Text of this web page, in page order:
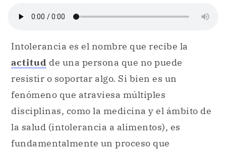
Intolerancia es el nombre que recibe la
actitud de una persona que no puede
resistir o soportar algo. Si bien es un
fenómeno que atraviesa múltiples
disciplinas, como la medicina y el ámbito de
la salud (intolerancia a alimentos), es
fundamentalmente un proceso que